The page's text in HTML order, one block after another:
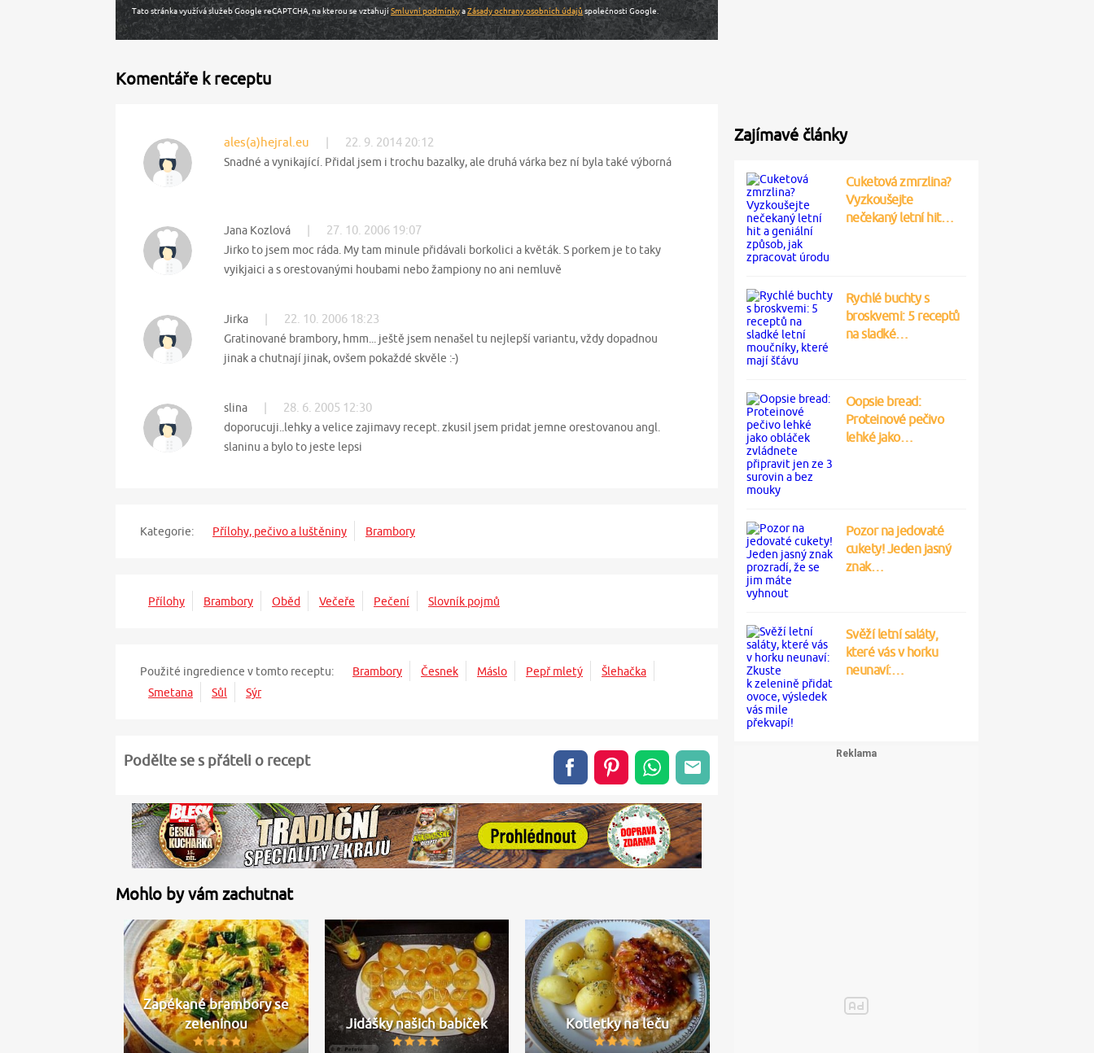
Tato stránka využívá služeb Google reCAPTCHA, na kterou se vztahujíSmluvní podmínkyaZásady ochrany osobních údajůspolečnosti Google.
Komentáře k receptu
ales(a)hejral.eu 22. 9. 2014 20:12
Snadné a vynikající. Přidal jsem i trochu bazalky, ale druhá várka bez ní byla také výborná
Jana Kozlová 27. 10. 2006 19:07
Jirko to jsem moc ráda. My tam minule přidávali borkolici a květák. S porkem je to taky
vyikjaici a s orestovanými houbami nebo žampiony no ani nemluvě
Jirka 22. 10. 2006 18:23
Gratinované brambory, hmm... ještě jsem nenašel tu nejlepší variantu, vždy dopadnou
jinak a chutnají jinak, ovšem pokaždé skvěle :-)
slina 28. 6. 2005 12:30
doporucuji..lehky a velice zajimavy recept. zkusil jsem pridat jemne orestovanou angl.
slaninu a bylo to jeste lepsi
Kategorie: Přílohy, pečivo a luštěniny Brambory
Přílohy Brambory Oběd Večeře Pečení Slovník pojmů
Použité ingredience v tomto receptu: Brambory Česnek Máslo Pepř mletý
Šlehačka
Smetana
Sůl Sýr
Podělte se s přáteli o recept
Mohlo by vám zachutnat
Zapékané brambory se
zeleninou
Jidášky našich babiček Kotletky na leču
Zajímavé články
Cuketová zmrzlina?
Vyzkoušejte
nečekaný letní hit…
Rychlé buchty s
broskvemi: 5 receptů
na sladké…
Oopsie bread:
Proteinové pečivo
lehké jako…
Pozor na jedovaté
cukety! Jeden jasný
znak…
Svěží letní saláty,
které vás v horku
neunaví:…